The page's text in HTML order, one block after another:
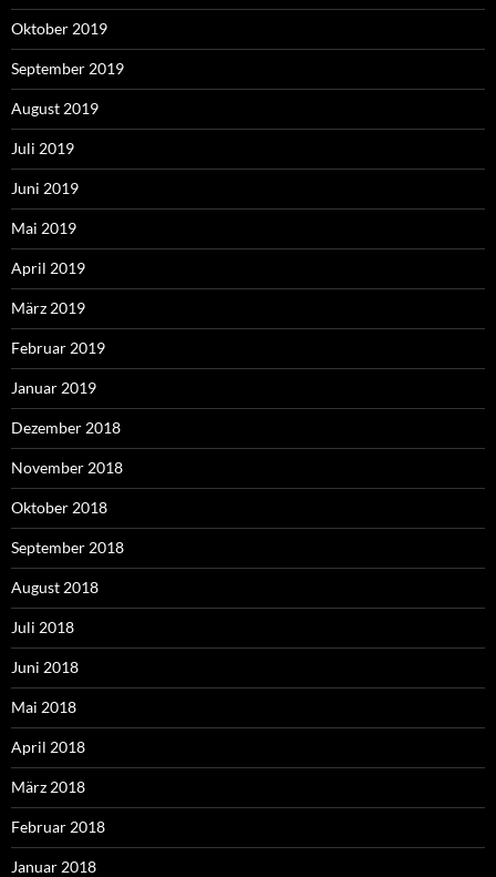
Oktober 2019
September 2019
August 2019
Juli 2019
Juni 2019
Mai 2019
April 2019
März 2019
Februar 2019
Januar 2019
Dezember 2018
November 2018
Oktober 2018
September 2018
August 2018
Juli 2018
Juni 2018
Mai 2018
April 2018
März 2018
Februar 2018
Januar 2018